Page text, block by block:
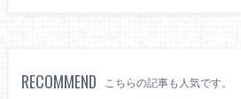
RECOMMEND こちらの記事も人気です。